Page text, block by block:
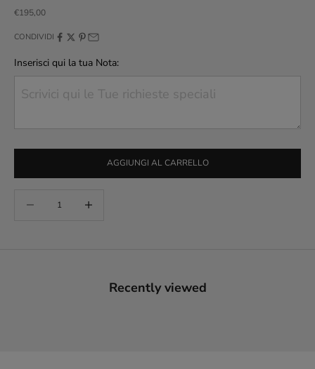
Prezzo scontato
€195,00
CONDIVIDI
Inserisci qui la tua Nota:
AGGIUNGI AL CARRELLO
Recently viewed